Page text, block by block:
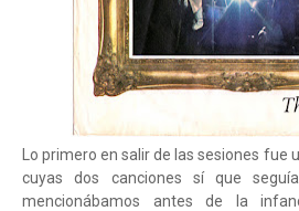
Lo primero en salir de las sesiones fue
cuyas dos canciones sí que
mencionábamos antes de la